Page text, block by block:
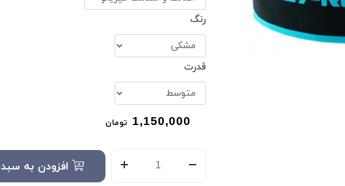
رنگ
قدرت
1,150,000 تومان
افزودن به سبد